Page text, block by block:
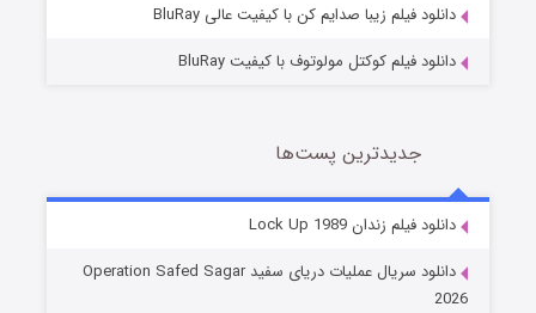
شوهر
دانلود فیلم زیبا صدایم کن با کیفیت عالی BluRay
دانلود فیلم کوکتل مولوتوف با کیفیت BluRay
جدیدترین پست‌ها
دانلود فیلم زندان Lock Up 1989
دانلود سریال عملیات دریای سفید Operation Safed Sagar
2026